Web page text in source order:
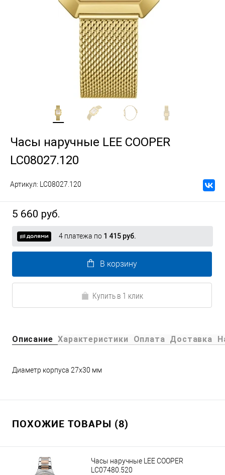
Часы наручные LEE COOPER
LC08027.120
Артикул: LC08027.120
5 660 руб.
4 платежа по 1 415 руб.
В корзину
Купить в 1 клик
Описание Характеристики Оплата Доставка
Диаметр корпуса 27х30 мм
ПОХОЖИЕ ТОВАРЫ (8)
Часы наручные LEE COOPER
LC07480.520